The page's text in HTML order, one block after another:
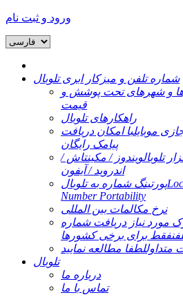
ورود و ثبت نام
شماره تلفن و میزکار ابری تلوبال
و شهرهای تحت پوشش و
قیمت
راهکارهای تلوبال
موبایلبا امکان دریافت
پیامک رایگان
تلوبالویندوز / مکینتاش /
اندروید / آیفون
پورتینگ شماره به تلوبال
Number Portability
نرخ مکالمات بین المللی
مورد نیاز دریافت شماره
فقط برای برخی کشورها
متداوللطفا مطالعه نمایید
تلوبال
درباره ما
تماس با ما